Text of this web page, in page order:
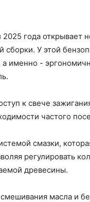
года открывает
сборки. У этой
именно -
к свече
частого
смазки,
регулировать
древесины.
масла и